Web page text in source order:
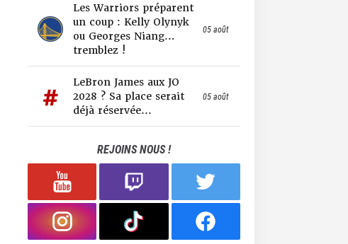
Les Warriors préparent
un coup : Kelly Olynyk
ou Georges Niang…
tremblez !
05 août
LeBron James aux JO
2028 ? Sa place serait
déjà réservée...
05 août
REJOINS NOUS !